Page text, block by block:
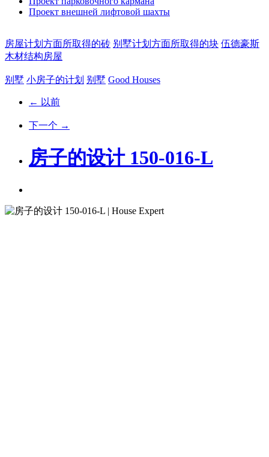
Проект внешней лифтовой шахты
房屋计划方面所取得的砖 别墅计划方面所取得的块 伍德豪斯
木材结构房屋
别墅 小房子的计划 别墅 Good Houses
← 以前
下一个 →
房子的设计 150-016-L